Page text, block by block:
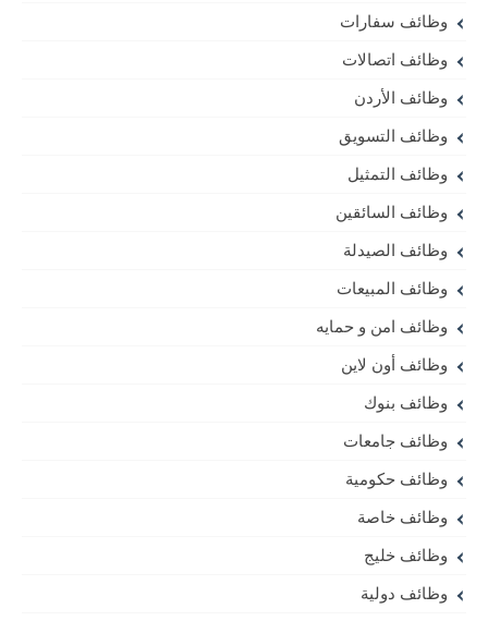
وظائف سفارات
وظائف اتصالات
وظائف الأردن
وظائف التسويق
وظائف التمثيل
وظائف السائقين
وظائف الصيدلة
وظائف المبيعات
وظائف امن و حمايه
وظائف أون لاين
وظائف بنوك
وظائف جامعات
وظائف حكومية
وظائف خاصة
وظائف خليج
وظائف دولية